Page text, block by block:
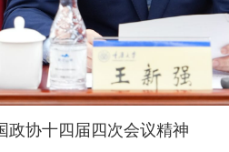
政协十四届四次会议精神